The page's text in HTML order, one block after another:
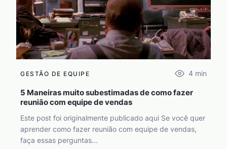
GESTÃO DE EQUIPE 4 min
5 Maneiras muito subestimadas de como fazer
reunião com equipe de vendas
Este post foi originalmente publicado aqui Se você quer
aprender como fazer reunião com equipe de vendas,
faça essas perguntas...